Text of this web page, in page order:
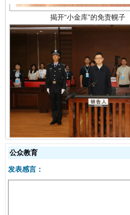
受贿1.44亿！段成刚被判无期
公众教育
发表感言：